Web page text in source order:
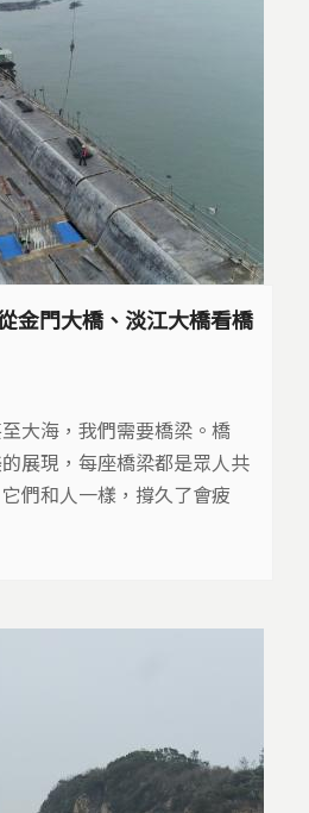
金門大橋、淡江大橋看橋
大海，我們需要橋梁。橋
展現，每座橋梁都是眾人共
們和人一樣，撐久了會疲
會發生意外，也會老化、會
名譽教授陳振川呼籲，把橋